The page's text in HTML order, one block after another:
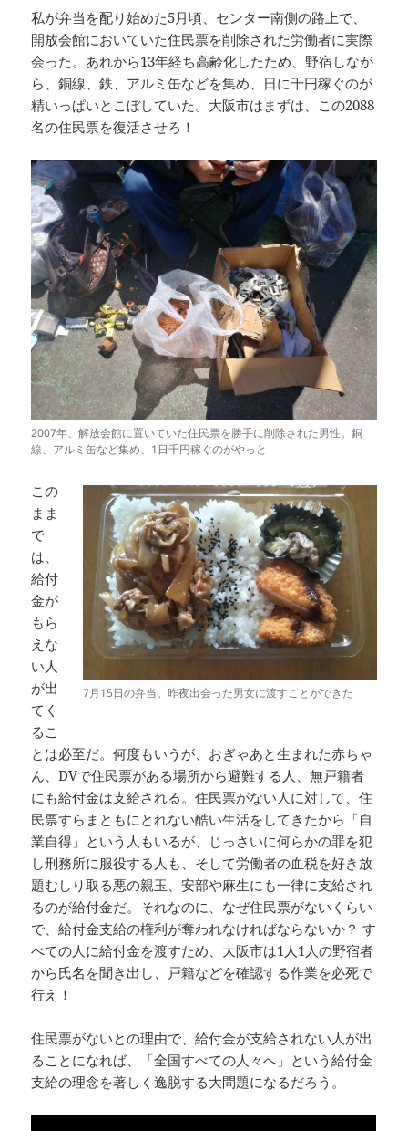
私が弁当を配り始めた5月頃、センター南側の路上で、
開放会館においていた住民票を削除された労働者に実際
会った。あれから13年経ち高齢化したため、野宿しなが
ら、銅線、鉄、アルミ缶などを集め、日に千円稼ぐのが
精いっぱいとこぼしていた。大阪市はまずは、この2088
名の住民票を復活させろ！
2007年、解放会館に置いていた住民票を勝手に削除された男性。銅
線、アルミ缶など集め、1日千円稼ぐのがやっと
7月15日の弁当。昨夜出会った男女に渡すことができた
この
まま
で
は、
給付
金が
もら
えな
い人
が出
てく
るこ
とは必至だ。何度もいうが、おぎゃあと生まれた赤ちゃ
ん、DVで住民票がある場所から避難する人、無戸籍者
にも給付金は支給される。住民票がない人に対して、住
民票すらまともにとれない酷い生活をしてきたから「自
業自得」という人もいるが、じっさいに何らかの罪を犯
し刑務所に服役する人も、そして労働者の血税を好き放
題むしり取る悪の親玉、安部や麻生にも一律に支給され
るのが給付金だ。それなのに、なぜ住民票がないくらい
で、給付金支給の権利が奪われなければならないか？ す
べての人に給付金を渡すため、大阪市は1人1人の野宿者
から氏名を聞き出し、戸籍などを確認する作業を必死で
行え！
住民票がないとの理由で、給付金が支給されない人が出
ることになれば、「全国すべての人々へ」という給付金
支給の理念を著しく逸脱する大問題になるだろう。